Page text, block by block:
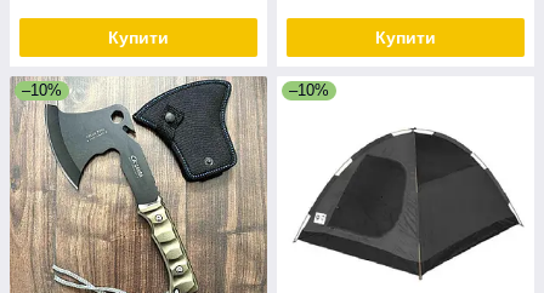
Купити Купити
–10% –10%